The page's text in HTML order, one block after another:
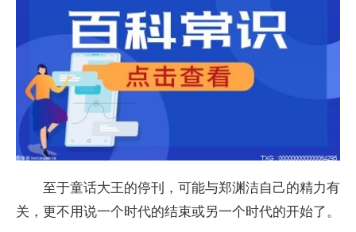
至于童话大王的停刊，可能与郑渊洁自己的精力有
关，更不用说一个时代的结束或另一个时代的开始了。